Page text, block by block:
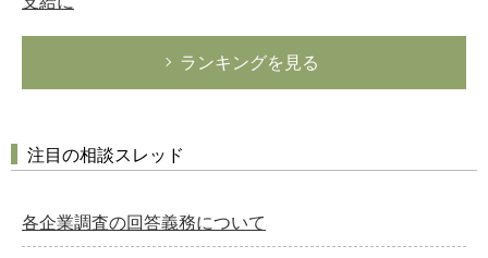
ランキングを見る
注目の相談スレッド
各企業調査の回答義務について